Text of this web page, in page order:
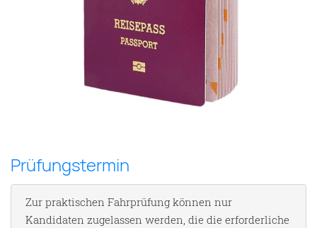
Prüfungstermin
Zur praktischen Fahrprüfung können nur
Kandidaten zugelassen werden, die die erforderliche